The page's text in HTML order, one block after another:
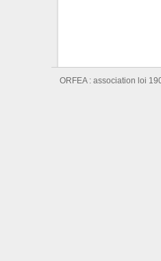
ORFEA : association loi